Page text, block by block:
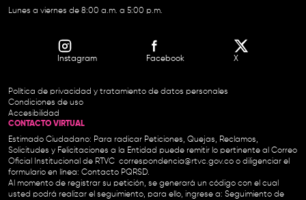
Lunes a viernes de 8:00 a.m. a 5:00 p.m.
Instagram Facebook X
Política de privacidad y tratamiento de datos personales
Condiciones de uso
Accesibilidad
CONTACTO VIRTUAL
Estimado Ciudadano: Para radicar Peticiones, Quejas, Reclamos,
Solicitudes y Felicitaciones a la Entidad puede remitir lo pertinente al Correo
Oficial Institucional de RTVC correspondencia@rtvc.gov.co o diligenciar el
formulario en línea: Contacto PQRSD.
Al momento de registrar su petición, se generará un código con el cual
usted podrá realizar el seguimiento, para ello, ingrese a: Seguimiento de